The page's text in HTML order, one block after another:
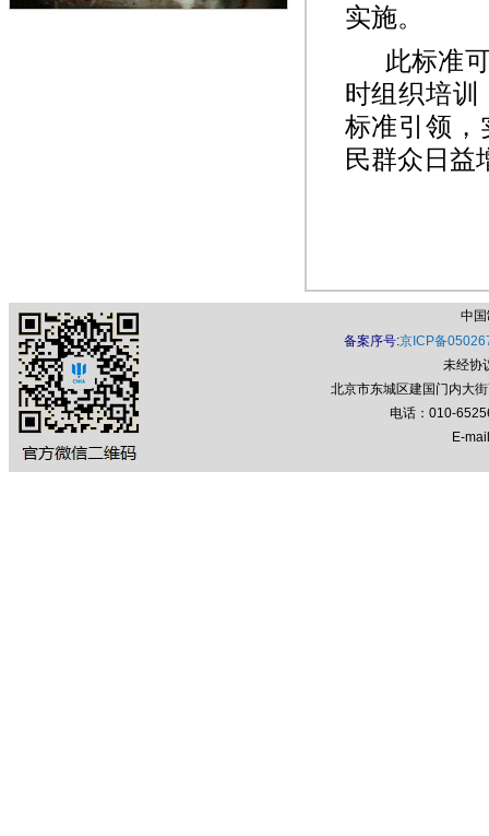
实施。
此标准
时组织培训
标准引领，
民群众日益
中
备案序号:京ICP备
未经协
北京市东城区建国门内大
电话：010-
E-